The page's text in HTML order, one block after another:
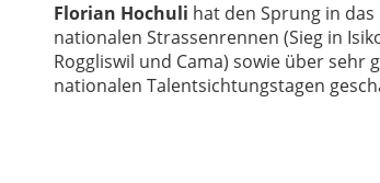
Florian Hochuli hat den Sprung in
nationalen Strassenrennen (Sieg in
Roggliswil und Cama) sowie über
nationalen Talentsichtungstagen